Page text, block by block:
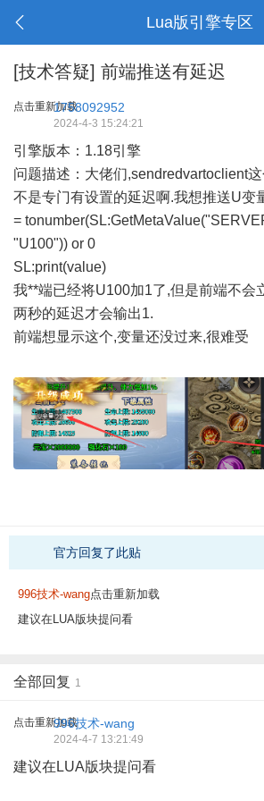
Lua版引擎专区
[技术答疑] 前端推送有延迟
点击重新加载1758092952
2024-4-3 15:24:21
引擎版本：1.18引擎
问题描述：大佬们,sendredvartoclient
不是专门有设置的延迟啊.我想推送U变
=
"U100")) or 0
SL:print(value)
我**端已经将U100加1了,但是前端不会
两秒的延迟才会输出1.
前端想显示这个,变量还没过来,很难受
官方回复了此贴
996技术-wang点击重新加载
建议在LUA版块提问看
全部回复 1
点击重新加载996技术-wang
2024-4-7 13:21:49
建议在LUA版块提问看